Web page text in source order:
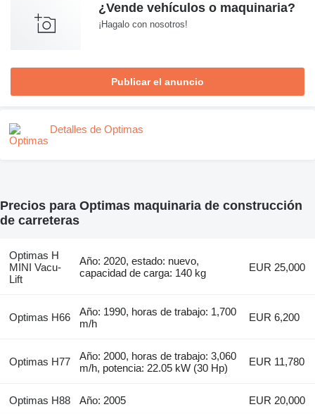
¿Vende vehículos o maquinaria?
¡Hagalo con nosotros!
Publicar el anuncio
Detalles de Optimas
Precios para Optimas maquinaria de construcción
de carreteras
Optimas H
MINI Vacu-
Lift
Año: 2020, estado: nuevo,
capacidad de carga: 140 kg
EUR 25,000
Optimas H66
Año: 1990, horas de trabajo: 1,700
m/h
EUR 6,200
Optimas H77
Año: 2000, horas de trabajo: 3,060
m/h, potencia: 22.05 kW (30 Hp)
EUR 11,780
Optimas H88 Año: 2005 EUR 20,000